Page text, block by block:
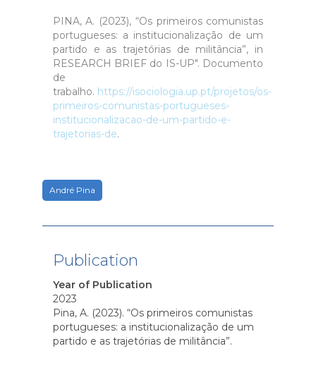
PINA, A. (2023), “Os primeiros comunistas
portugueses: a institucionalização de um
partido e as trajetórias de militância”, in
RESEARCH BRIEF do IS-UP". Documento
de
trabalho. https://isociologia.up.pt/projetos/os-
primeiros-comunistas-portugueses-
institucionalizacao-de-um-partido-e-
trajetorias-de.
André Pina
Publication
Year of Publication
2023
Pina, A. (2023). “Os primeiros comunistas
portugueses: a institucionalização de um
partido e as trajetórias de militância”.